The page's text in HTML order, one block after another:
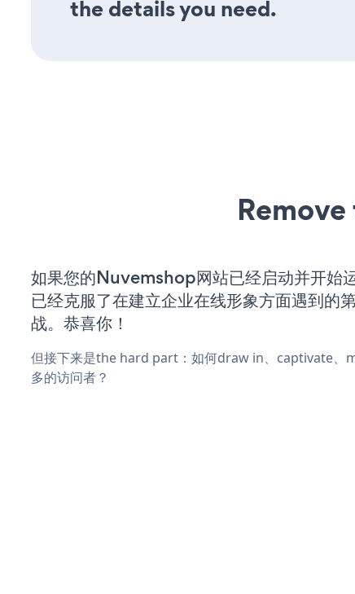
the details you need.
如果您的Nuvemshop网站已经启动并开始
已经克服了在建立企业在线形象方面遇到的
战。恭喜你！
但接下来是the hard part：如何draw in、captivate、
多的访问者？